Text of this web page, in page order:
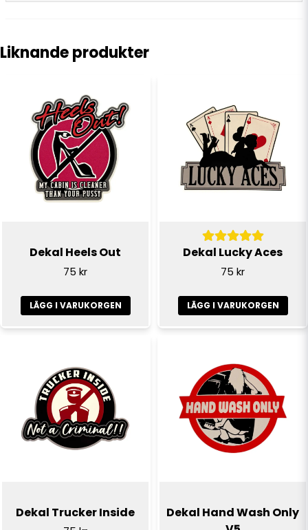
Namn
email
E-postadress
Liknande produkter
Dekal Heels Out
75 kr
LÄGG I VARUKORGEN
Dekal Lucky Aces
75 kr
LÄGG I VARUKORGEN
Dekal Trucker Inside
Dekal Hand Wash Only